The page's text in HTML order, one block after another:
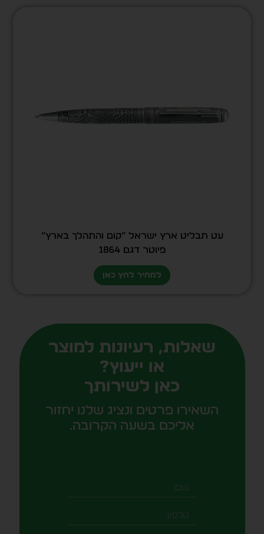
עט תבליט ארץ ישראל “קום והתהלך בארץ”
פיוטר דגם 1864
למחיר לחץ כאן
שאלות, רעיונות למוצר
או ייעוץ?
כאן לשירותך
השאירו פרטים ונציג שלנו יחזור
אליכם בשעה הקרובה.
שם
טלפון